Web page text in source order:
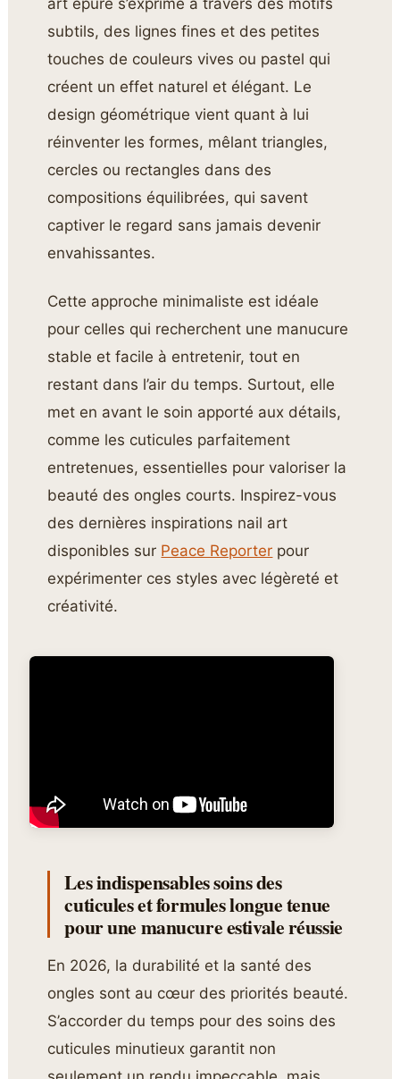
art épuré s’exprime à travers des motifs
subtils, des lignes fines et des petites
touches de couleurs vives ou pastel qui
créent un effet naturel et élégant. Le
design géométrique vient quant à lui
réinventer les formes, mêlant triangles,
cercles ou rectangles dans des
compositions équilibrées, qui savent
captiver le regard sans jamais devenir
envahissantes.
Cette approche minimaliste est idéale
pour celles qui recherchent une manucure
stable et facile à entretenir, tout en
restant dans l’air du temps. Surtout, elle
met en avant le soin apporté aux détails,
comme les cuticules parfaitement
entretenues, essentielles pour valoriser la
beauté des ongles courts. Inspirez-vous
des dernières inspirations nail art
disponibles sur Peace Reporter pour
expérimenter ces styles avec légèreté et
créativité.
Les indispensables soins des
cuticules et formules longue tenue
pour une manucure estivale réussie
En 2026, la durabilité et la santé des
ongles sont au cœur des priorités beauté.
S’accorder du temps pour des soins des
cuticules minutieux garantit non